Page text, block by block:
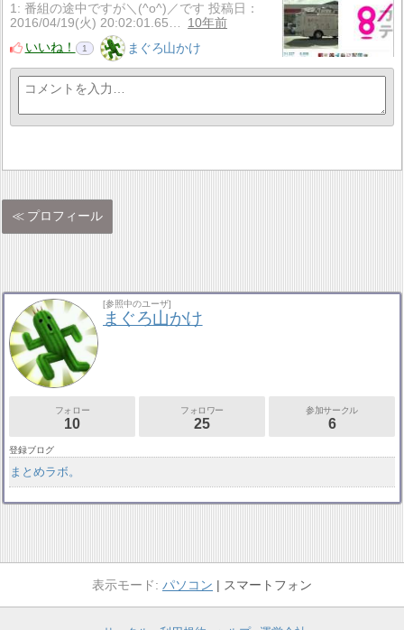
1: 番組の途中ですが＼(^o^)／です 投稿日：
2016/04/19(火) 20:02:01.65…
10年前
いいね！
1 まぐろ山かけ
プロフィール
[参照中のユーザ]
まぐろ山かけ
フォロー
10
フォロワー
25
参加サークル
6
登録ブログ
まとめラボ。
パソコン スマートフォン